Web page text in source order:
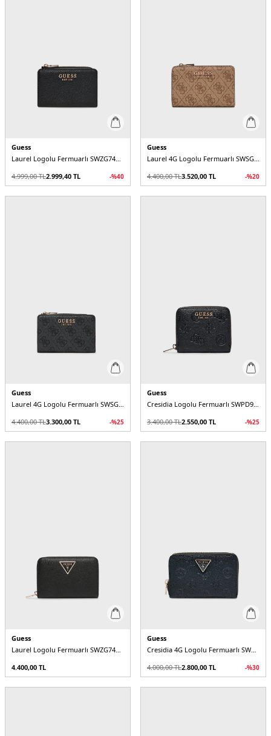
Guess
Laurel Logolu Fermuarlı SWZG7459156 Kadın Cüzdan
4.999,00TL2.999,40 TL -%40
Guess
Laurel 4G Logolu Fermuarlı SWSG7459156 Kadın Cüzdan
4.400,00TL3.520,00 TL -%20
Guess
Laurel 4G Logolu Fermuarlı SWSG7459156 Kadın Cüzdan
4.400,00TL3.300,00 TL -%25
Guess
Cresidia Logolu Fermuarlı SWPD9888137 Kadın Cüzdan
3.400,00TL2.550,00 TL -%25
Guess
Laurel Logolu Fermuarlı SWZG7459140 Kadın Cüzdan
4.400,00 TL
Guess
Cresidia 4G Logolu Fermuarlı SWPD9888140 Kadın Cüzdan
4.000,00TL2.800,00 TL -%30